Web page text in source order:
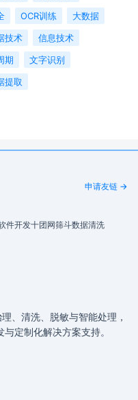
OCR训练
大数据
技术
信息技术
期
文字识别
提取
申请友链 →
件开发十团网筛斗数据清洗
、清洗、脱敏与智能处理，
定制化解决方案支持。